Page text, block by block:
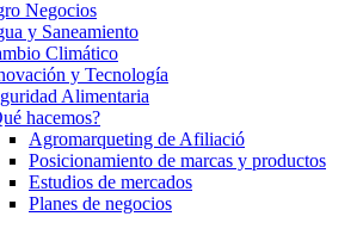
Negocios
y Saneamiento
Climático
y Tecnología
Alimentaria
hacemos?
Agromarqueting de Afiliació
Posicionamiento de marcas y productos
Estudios de mercados
Planes de negocios